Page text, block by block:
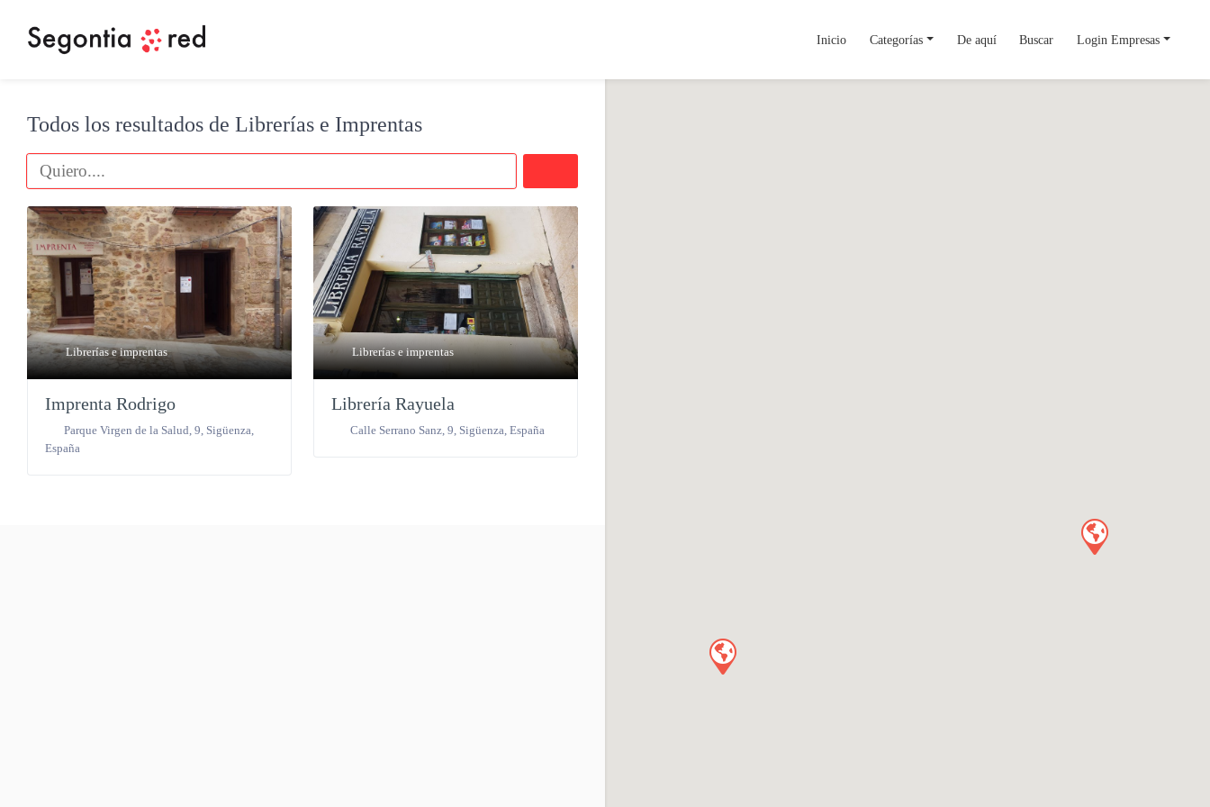
Inicio Categorías De aquí Buscar Login Empresas
Todos los resultados de Librerías e Imprentas
Librerías e imprentas
Imprenta Rodrigo
Parque Virgen de la Salud, 9, Sigüenza,
España
Librerías e imprentas
Librería Rayuela
Calle Serrano Sanz, 9, Sigüenza, España